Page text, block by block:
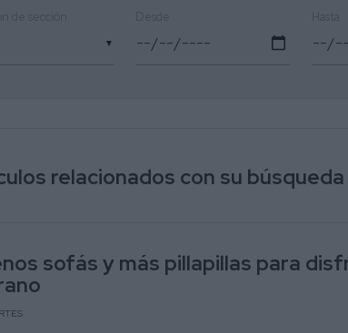
▼
relacionados con su búsqueda
sofás y más pillapillas para